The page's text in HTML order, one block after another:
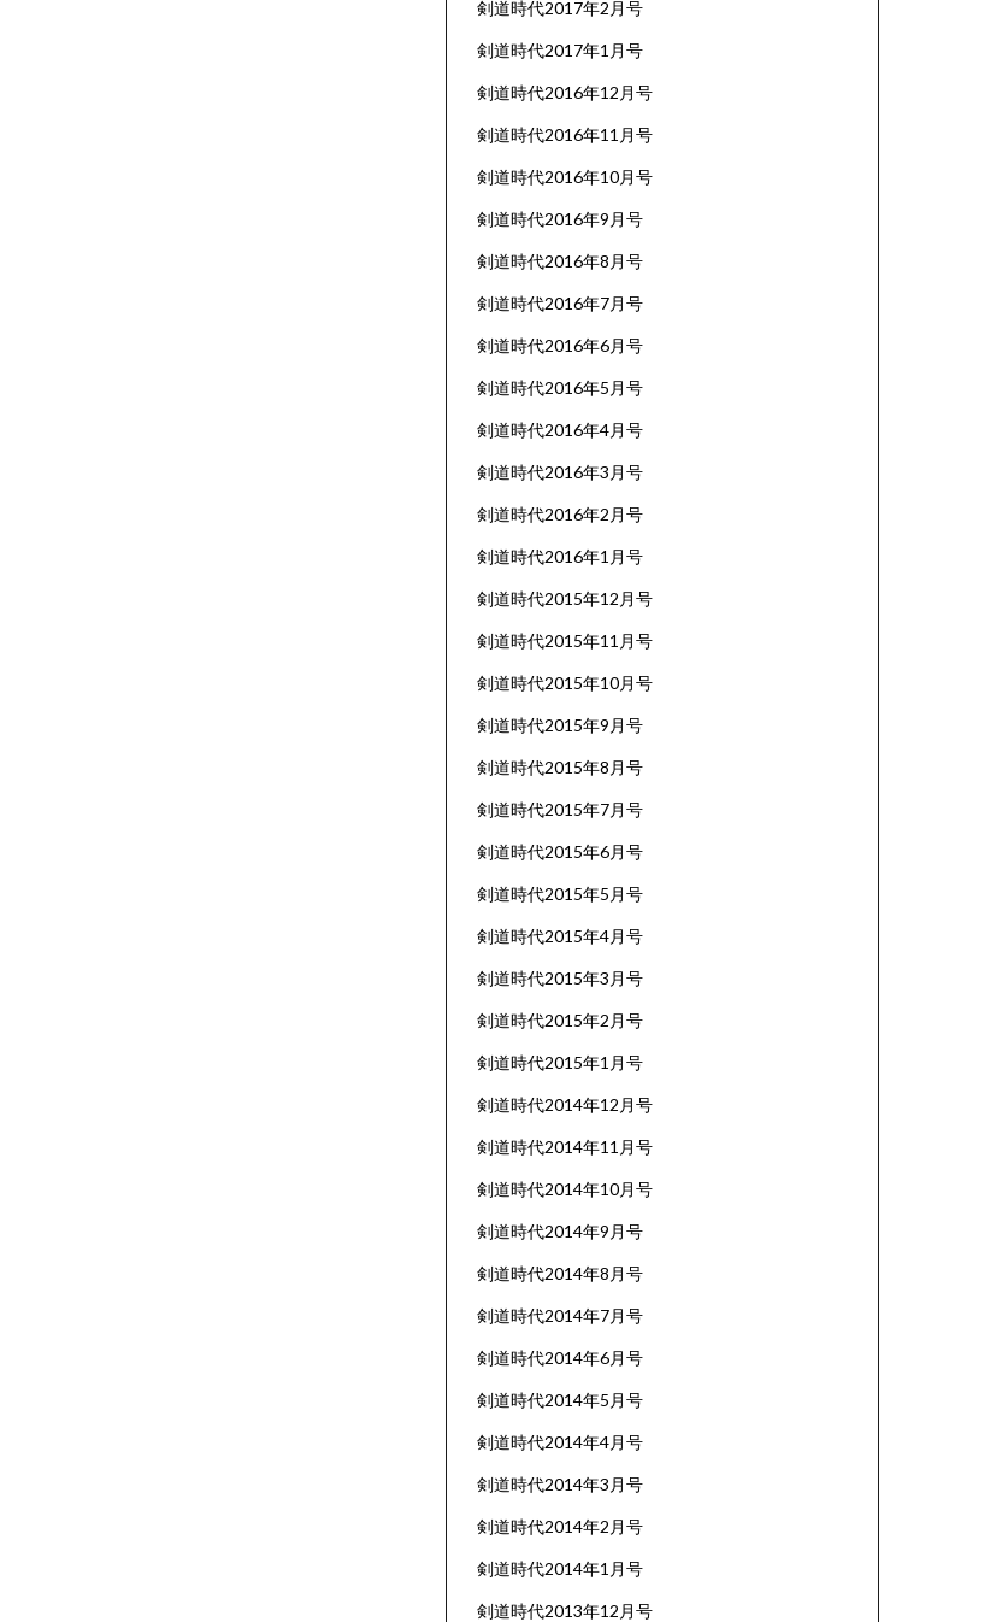
剣道時代2017年2月号
剣道時代2017年1月号
剣道時代2016年12月号
剣道時代2016年11月号
剣道時代2016年10月号
剣道時代2016年9月号
剣道時代2016年8月号
剣道時代2016年7月号
剣道時代2016年6月号
剣道時代2016年5月号
剣道時代2016年4月号
剣道時代2016年3月号
剣道時代2016年2月号
剣道時代2016年1月号
剣道時代2015年12月号
剣道時代2015年11月号
剣道時代2015年10月号
剣道時代2015年9月号
剣道時代2015年8月号
剣道時代2015年7月号
剣道時代2015年6月号
剣道時代2015年5月号
剣道時代2015年4月号
剣道時代2015年3月号
剣道時代2015年2月号
剣道時代2015年1月号
剣道時代2014年12月号
剣道時代2014年11月号
剣道時代2014年10月号
剣道時代2014年9月号
剣道時代2014年8月号
剣道時代2014年7月号
剣道時代2014年6月号
剣道時代2014年5月号
剣道時代2014年4月号
剣道時代2014年3月号
剣道時代2014年2月号
剣道時代2014年1月号
剣道時代2013年12月号